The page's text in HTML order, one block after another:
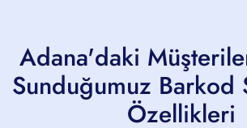
Adana'daki
Sunduğumuz Barkod
Özellikleri